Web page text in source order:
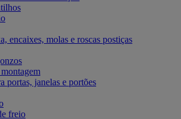
encaixes, molas e roscas postiças
portas, janelas e portões
freio